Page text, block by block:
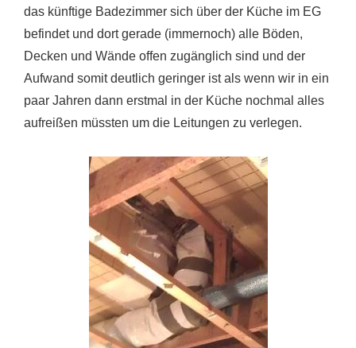
das künftige Badezimmer sich über der Küche im EG
befindet und dort gerade (immernoch) alle Böden,
Decken und Wände offen zugänglich sind und der
Aufwand somit deutlich geringer ist als wenn wir in ein
paar Jahren dann erstmal in der Küche nochmal alles
aufreißen müssten um die Leitungen zu verlegen.